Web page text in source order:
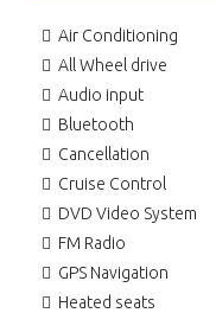
Air Conditioning
All Wheel drive
Audio input
Bluetooth
Cancellation
Cruise Control
DVD Video System
FM Radio
GPS Navigation
Heated seats